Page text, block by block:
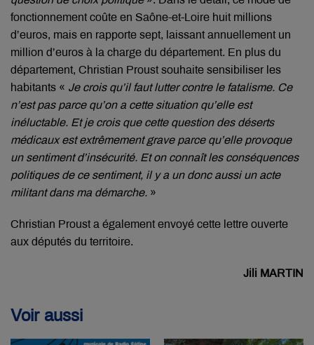
fonctionnement coûte en Saône-et-Loire huit millions
d’euros, mais en rapporte sept, laissant annuellement un
million d’euros à la charge du département. En plus du
département, Christian Proust souhaite sensibiliser les
habitants « Je crois qu’il faut lutter contre le fatalisme. Ce
n’est pas parce qu’on a cette situation qu’elle est
inéluctable. Et je crois que cette question des déserts
médicaux est extrêmement grave parce qu’elle provoque
un sentiment d’insécurité. Et on connaît les conséquences
politiques de ce sentiment, il y a un donc aussi un acte
militant dans ma démarche. »
Christian Proust a également envoyé cette lettre ouverte
aux députés du territoire.
Jili MARTIN
Voir aussi